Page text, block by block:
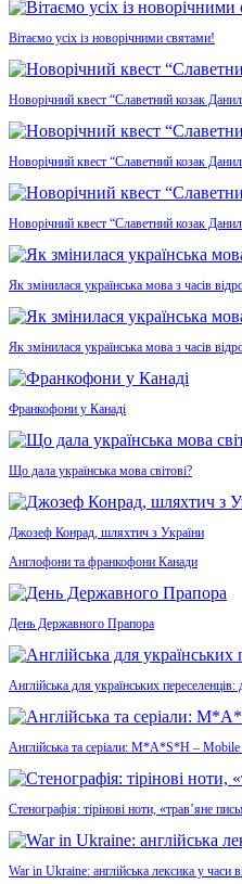
Вітаємо усіх із новорічними святами!
Новорічний квест “Славетний козак
Новорічний квест “Славетний козак
Новорічний квест “Славетний козак
Як змінилася українська мова з часів
Як змінилася українська мова з часів
Франкофони у Канаді
Що дала українська мова світові?
Джозеф Конрад, шляхтич з України
Англофони та франкофони Канади
День Державного Прапора
Англійська для українських переселенців:
Англійська та серіали: M*A*S*H –
Стенографія: тірінові ноти, «трав’яне
War in Ukraine: англійська лексика у часи